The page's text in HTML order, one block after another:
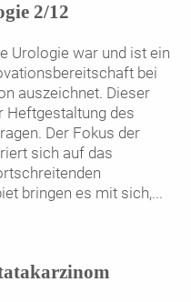
2/12
Urologie war und ist ein
bei
auszeichnet. Dieser
Heftgestaltung des
Der Fokus der
sich auf das
bringen es mit sich,...